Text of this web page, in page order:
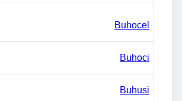
Buhocel
Buhoci
Buhusi